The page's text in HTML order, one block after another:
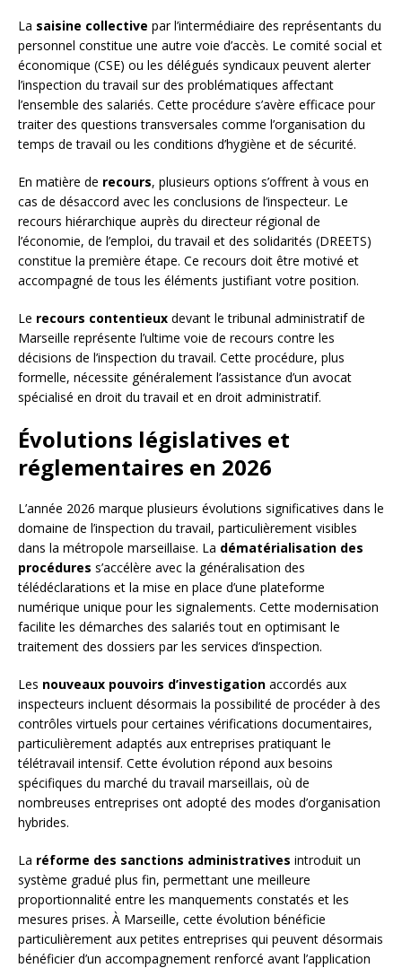
La saisine collective par l’intermédiaire des représentants du
personnel constitue une autre voie d’accès. Le comité social et
économique (CSE) ou les délégués syndicaux peuvent alerter
l’inspection du travail sur des problématiques affectant
l’ensemble des salariés. Cette procédure s’avère efficace pour
traiter des questions transversales comme l’organisation du
temps de travail ou les conditions d’hygiène et de sécurité.
En matière de recours, plusieurs options s’offrent à vous en
cas de désaccord avec les conclusions de l’inspecteur. Le
recours hiérarchique auprès du directeur régional de
l’économie, de l’emploi, du travail et des solidarités (DREETS)
constitue la première étape. Ce recours doit être motivé et
accompagné de tous les éléments justifiant votre position.
Le recours contentieux devant le tribunal administratif de
Marseille représente l’ultime voie de recours contre les
décisions de l’inspection du travail. Cette procédure, plus
formelle, nécessite généralement l’assistance d’un avocat
spécialisé en droit du travail et en droit administratif.
Évolutions législatives et
réglementaires en 2026
L’année 2026 marque plusieurs évolutions significatives dans le
domaine de l’inspection du travail, particulièrement visibles
dans la métropole marseillaise. La dématérialisation des
procédures s’accélère avec la généralisation des
télédéclarations et la mise en place d’une plateforme
numérique unique pour les signalements. Cette modernisation
facilite les démarches des salariés tout en optimisant le
traitement des dossiers par les services d’inspection.
Les nouveaux pouvoirs d’investigation accordés aux
inspecteurs incluent désormais la possibilité de procéder à des
contrôles virtuels pour certaines vérifications documentaires,
particulièrement adaptés aux entreprises pratiquant le
télétravail intensif. Cette évolution répond aux besoins
spécifiques du marché du travail marseillais, où de
nombreuses entreprises ont adopté des modes d’organisation
hybrides.
La réforme des sanctions administratives introduit un
système gradué plus fin, permettant une meilleure
proportionnalité entre les manquements constatés et les
mesures prises. À Marseille, cette évolution bénéficie
particulièrement aux petites entreprises qui peuvent désormais
bénéficier d’un accompagnement renforcé avant l’application